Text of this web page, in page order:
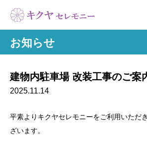
お知らせ
建物内駐車場 改装工事のご案
2025.11.14
平素よりキクヤセレモニーをご利用いただ
ざいます。